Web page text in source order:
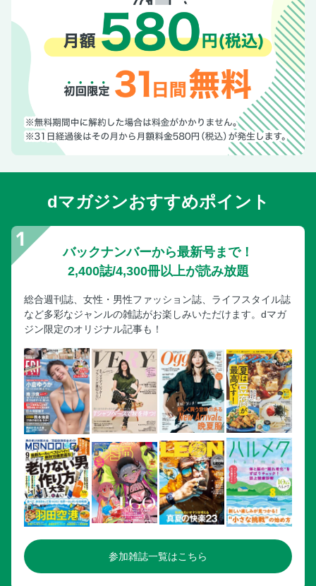
読者からのお便り紹介「みんなの手帖」
次号予告
かけ湯くん
特別付録「全国鉄道路線図＋駅弁・駅そば・駅麺・駅温泉ガ
dマガジンおすすめポイント
バックナンバーから最新号まで！
2,400誌/4,300冊以上が読み放題
総合週刊誌、女性・男性ファッション誌、ライフスタイル誌
など多彩なジャンルの雑誌がお楽しみいただけます。dマガ
ジン限定のオリジナル記事も！
参加雑誌一覧はこちら